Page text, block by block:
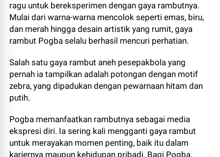
ragu untuk bereksperimen dengan gaya rambutnya.
Mulai dari warna-warna mencolok seperti emas, biru,
dan merah hingga desain artistik yang rumit, gaya
rambut Pogba selalu berhasil mencuri perhatian.
Salah satu gaya rambut aneh pesepakbola yang
pernah ia tampilkan adalah potongan dengan motif
zebra, yang dipadukan dengan pewarnaan hitam dan
putih.
Pogba memanfaatkan rambutnya sebagai media
ekspresi diri. Ia sering kali mengganti gaya rambut
untuk merayakan momen penting, baik itu dalam
kariernya maupun kehidupan pribadi. Bagi Pogba,